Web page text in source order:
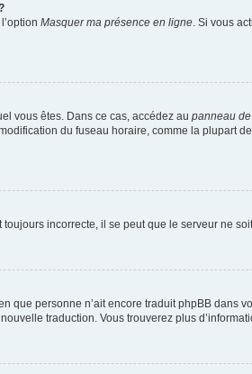
Masquer ma présence en ligne . Si vous
vous êtes. Dans ce cas, accédez au panneau
du fuseau horaire, comme la plupart
incorrecte, il se peut que le serveur ne
que personne n’ait encore traduit phpBB dans
traduction. Vous trouverez plus